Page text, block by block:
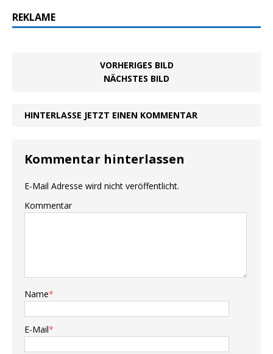
REKLAME
VORHERIGES BILD
NÄCHSTES BILD
HINTERLASSE JETZT EINEN KOMMENTAR
Kommentar hinterlassen
E-Mail Adresse wird nicht veröffentlicht.
Kommentar
Name*
E-Mail*